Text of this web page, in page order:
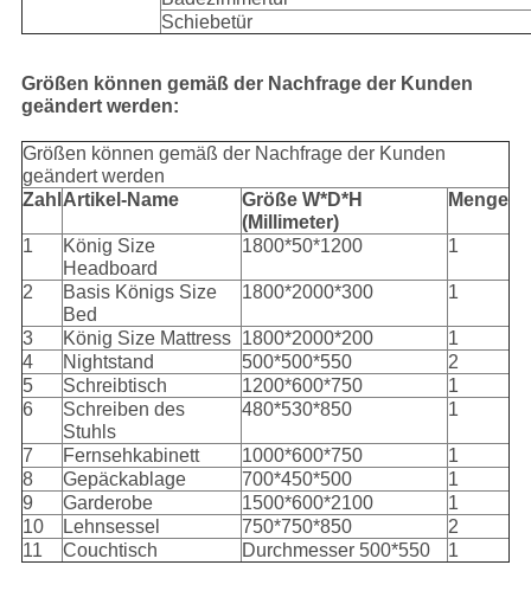
Schiebetür
Größen können gemäß der Nachfrage der Kunden
geändert werden:
Größen können gemäß der Nachfrage der Kunden
geändert werden
Zahl Artikel-Name
Größe W*D*H
(Millimeter)
Menge
1
König Size
Headboard
1800*50*1200 1
2
Basis Königs Size
Bed
1800*2000*300 1
3 König Size Mattress 1800*2000*200
1
4
Nightstand 500*500*550
2
5
Schreibtisch 1200*600*750
1
6
Schreiben des
Stuhls
480*530*850 1
7 Fernsehkabinett 1000*600*750
1
8
Gepäckablage 700*450*500
1
9
Garderobe 1500*600*2100
1
10
Lehnsessel 750*750*850
2
11
Couchtisch Durchmesser 500*550 1